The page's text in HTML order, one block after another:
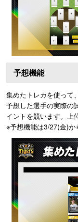
予想機能
集めたトレカを使って
予想した選手の実際の
イントを競います。上
※予想機能は3/27(金)か